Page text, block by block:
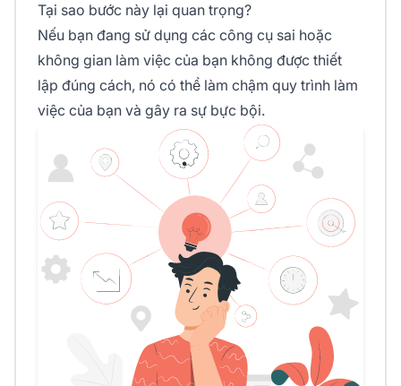
Tại sao bước này lại quan trọng?
Nếu bạn đang sử dụng các công cụ sai hoặc
không gian làm việc của bạn không được thiết
lập đúng cách, nó có thể làm chậm quy trình làm
việc của bạn và gây ra sự bực bội.